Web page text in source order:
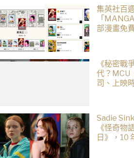
集英社百
「
部漫畫免
《秘密戰
代？MCU
司、上映
Sadie
《怪奇物
日》，10